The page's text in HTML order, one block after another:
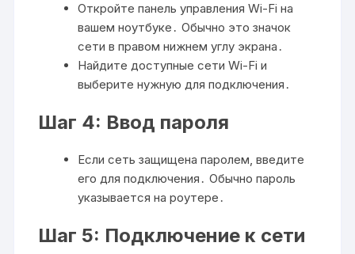
Откройте панель управления Wi-Fi на
вашем ноутбуке․ Обычно это значок
сети в правом нижнем углу экрана․
Найдите доступные сети Wi-Fi и
выберите нужную для подключения․
Шаг 4: Ввод пароля
Если сеть защищена паролем, введите
его для подключения․ Обычно пароль
указывается на роутере․
Шаг 5: Подключение к сети